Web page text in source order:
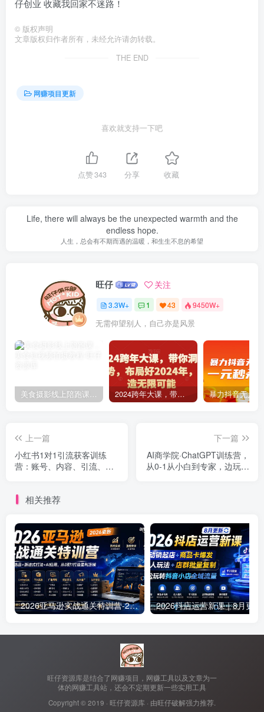
仔创业 收藏我回家不迷路！
© 版权声明
文章版权归作者所有，未经允许请勿转载。
THE END
网赚项目更新
喜欢就支持一下吧
点赞343 分享 收藏
Life, there will always be the unexpected warmth and the
endless hope.
人生，总会有不期而遇的温暖，和生生不息的希望
旺仔 关注
3.3W+ 1 43 9450W+
无需仰望别人，自己亦是风景
美食摄影线上陪跑课，美食短视频拍摄教程 2024跨年大课，​带你洞察趋势，布局好2024年，创造无限可能
上一篇
小红书1对1引流获客训练
营：账号、内容、引流、成
下一篇
AI商学院·ChatGPT训练营，
从0-1从小白到专家，边玩边
相关推荐
2026亚马逊实战通关特训营-2026更新，多维选品+渐进式打法+AI应用，从0到1打造盈利店铺
旺仔资源库是结合了网赚项目，网赚工具以及文章为一
体的网赚工具站，还会不定期更新一些实用工具
Copyright © 2019 · 旺仔资源库 · 由旺仔破解强力推荐.